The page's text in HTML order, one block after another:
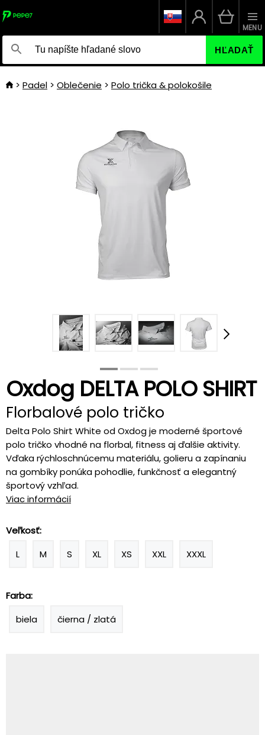
HĽADAŤ
MENU
Padel Oblečenie Polo trička & polokošile
Oxdog DELTA POLO SHIRT
Florbalové polo tričko
Delta Polo Shirt White od Oxdog je moderné športové
polo tričko vhodné na florbal, fitness aj ďalšie aktivity.
Vďaka rýchloschnúcemu materiálu, golieru a zapínaniu
na gombíky ponúka pohodlie, funkčnosť a elegantný
športový vzhľad.
Viac informácií
Veľkosť:
L
M S XL XS XXL XXXL
Farba:
biela
čierna / zlatá